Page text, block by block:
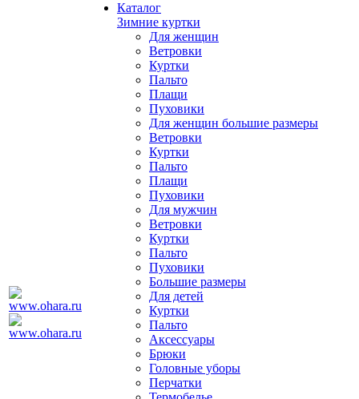
Каталог
Зимние куртки
Для женщин
Ветровки
Куртки
Пальто
Плащи
Пуховики
Для женщин большие размеры
Ветровки
Куртки
Пальто
Плащи
Пуховики
Для мужчин
Ветровки
Куртки
Пальто
Пуховики
Большие размеры
Для детей
Куртки
Пальто
Аксессуары
Брюки
Головные уборы
Перчатки